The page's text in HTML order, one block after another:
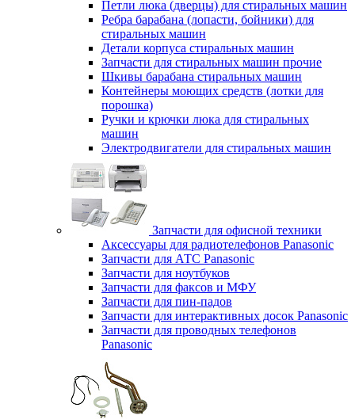
Петли люка (дверцы) для стиральных машин
Ребра барабана (лопасти, бойники) для
стиральных машин
Детали корпуса стиральных машин
Запчасти для стиральных машин прочие
Шкивы барабана стиральных машин
Контейнеры моющих средств (лотки для
порошка)
Ручки и крючки люка для стиральных
машин
Электродвигатели для стиральных машин
Запчасти для офисной техники
Аксессуары для радиотелефонов Panasonic
Запчасти для АТС Panasonic
Запчасти для ноутбуков
Запчасти для факсов и МФУ
Запчасти для пин-падов
Запчасти для интерактивных досок Panasonic
Запчасти для проводных телефонов
Panasonic